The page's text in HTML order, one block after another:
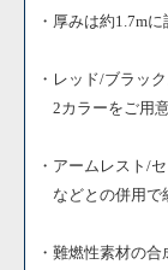
・厚みは約1.7m
・レッド/ブラッ
2カラーをご用
・アームレスト/
などとの併用で
・難燃性素材の